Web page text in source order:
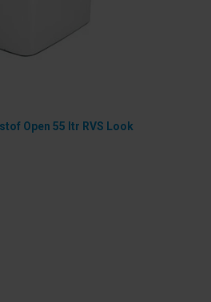
Open 55 ltr RVS Look